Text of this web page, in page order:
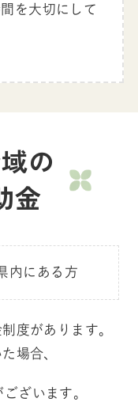
を大切にして
の
金
内にある方
度があります。
場合、
ざいます。